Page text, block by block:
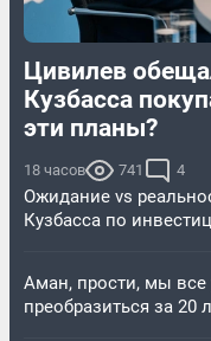
Цивилев
Кузбасса
эти планы?
18 часов 741 4
Ожидание vs
Кузбасса по
Аман, прости, мы все
преобразиться за